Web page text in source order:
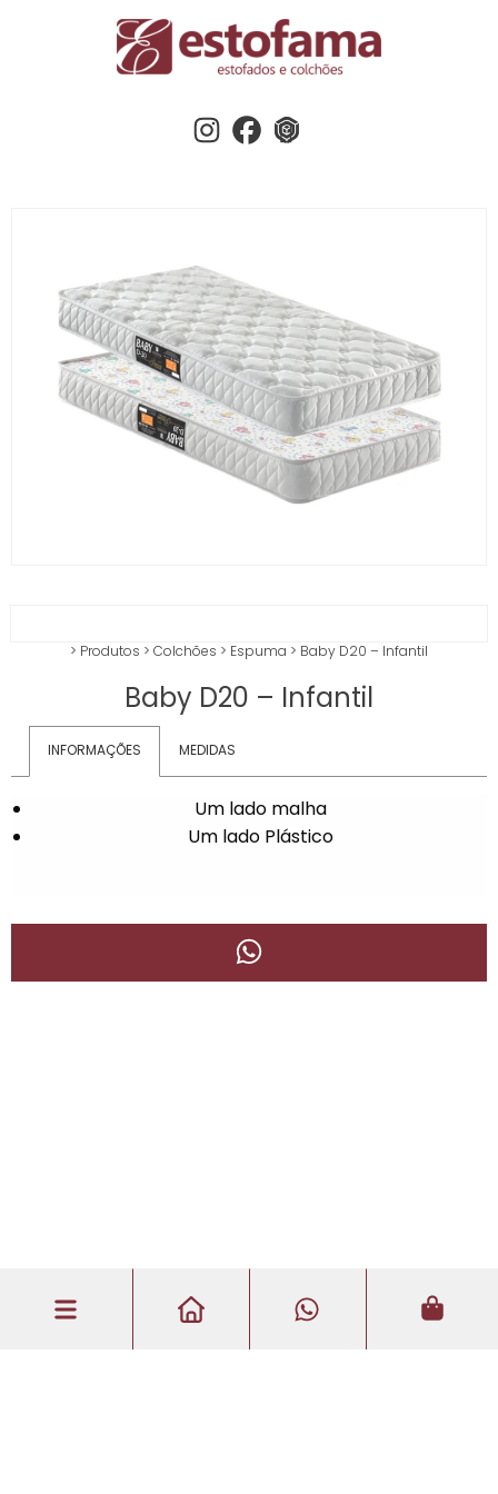
> Produtos > Colchões > Espuma > Baby D20 – Infantil
Baby D20 – Infantil
INFORMAÇÕES MEDIDAS
Um lado malha
Um lado Plástico